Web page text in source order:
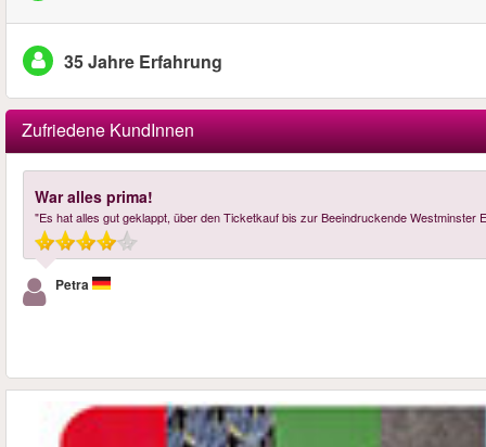
35 Jahre Erfahrung
Zufriedene KundInnen
War alles prima!
"Es hat alles gut geklappt, über den Ticketkauf bis zur Beeindruckende Westminster
Petra